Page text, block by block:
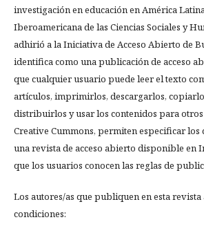
investigación en educación en América
Iberoamericana de las Ciencias Sociales y
adhirió a la Iniciativa de Acceso Abierto de
identifica como una publicación de acceso
que cualquier usuario puede leer el texto
artículos, imprimirlos, descargarlos,
distribuirlos y usar los contenidos para otros
Creative Cummons, permiten especificar los
una revista de acceso abierto disponible en
que los usuarios conocen las reglas de
Los autores/as que publiquen en esta revista
condiciones: